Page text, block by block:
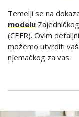
Temelji se na
modelu
(CEFR). Ovim
možemo utvrditi
njemačkog za vas.